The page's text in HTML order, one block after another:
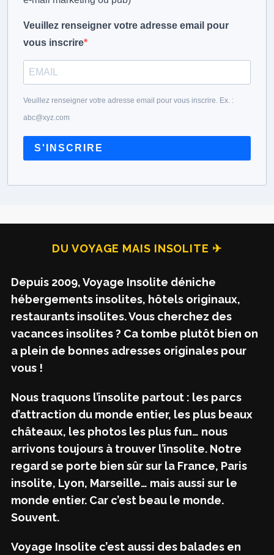
Veuillez renseigner votre adresse email pour
vous inscrire
Veuillez renseigner votre adresse email pour vous inscrire. Ex. :
abc@xyz.com
S'INSCRIRE
DU VOYAGE MAIS INSOLITE ✈
Depuis 2009, Voyage Insolite déniche
hébergements insolites, hôtels originaux,
restaurants insolites. Vous cherchez des
vacances insolites ? Ca tombe plutôt bien on
a plein de bonnes adresses originales pour
vous !
Nous traquons l’insolite partout : les parcs
d’attraction du monde entier, les plus beaux
châteaux, les photos les plus fun… nous
arrivons toujours à trouver l’insolite. Notre
regard se porte bien sûr sur la France, Paris
insolite, Lyon, Marseille… mais aussi sur le
monde entier. Car c’est beau le monde.
Souvent.
Voyage Insolite c’est aussi des balades en